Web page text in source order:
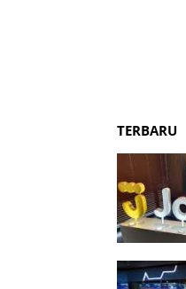
TERBARU